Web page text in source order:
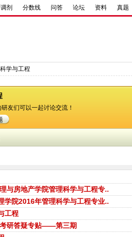
调剂 分数线 问答 论坛 资料 真题
学与工程
友们可以一起讨论交流！
与房地产学院管理科学与工程专..
学院2016年管理科学与工程专业..
工程
研答疑专贴——第三期